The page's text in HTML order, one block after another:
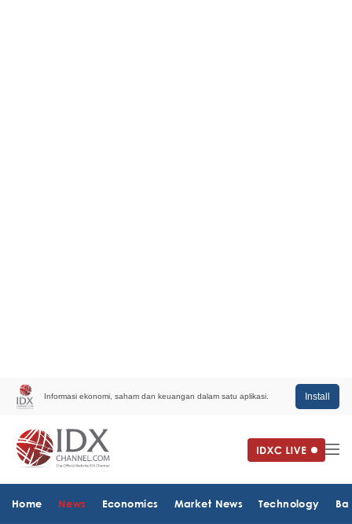
Informasi ekonomi, saham dan keuangan dalam satu aplikasi. Install
Home News Economics Market News Technology